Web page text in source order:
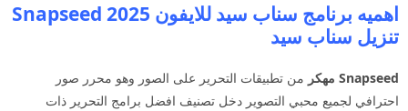
اهميه برنامج سناب سيد للايفون 2025 Snapseed
تنزيل سناب سيد
Snapseed مهكر
من تطبيقات التحرير على الصور وهو محرر صور
احترافي لجميع محبي التصوير دخل تصنيف افضل برامج التحرير ذات